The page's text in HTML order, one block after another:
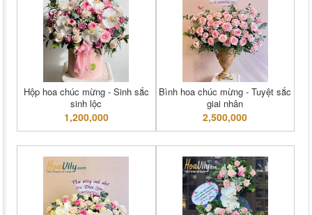
Hộp hoa chúc mừng - Sinh sắc
sinh lộc
1,200,000
Bình hoa chúc mừng - Tuyệt sắc
giai nhân
2,500,000